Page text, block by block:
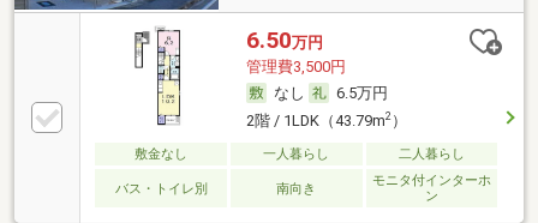
6.50万円
管理費3,500円
なし
6.5万円
2階 / 1LDK（43.79m2）
敷金なし 一人暮らし 二人暮らし
バス・トイレ別 南向き
モニタ付インターホ
ン